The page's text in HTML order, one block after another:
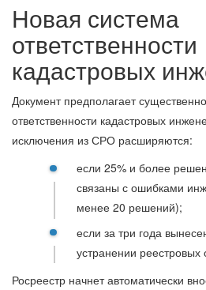
Новая система
ответственности
кадастровых
Документ предполагает
ответственности кадастровых
исключения из СРО расширяются:
если 25% и более
связаны с ошибками
менее 20 решений);
если за три года
устранении реестровых
Росреестр начнет автоматически